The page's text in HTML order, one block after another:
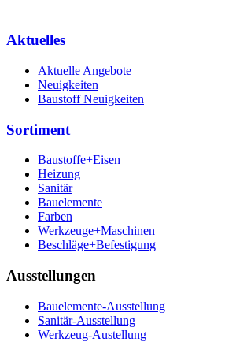
Aktuelles
Aktuelle Angebote
Neuigkeiten
Baustoff Neuigkeiten
Sortiment
Baustoffe+Eisen
Heizung
Sanitär
Bauelemente
Farben
Werkzeuge+Maschinen
Beschläge+Befestigung
Ausstellungen
Bauelemente-Ausstellung
Sanitär-Ausstellung
Werkzeug-Austellung